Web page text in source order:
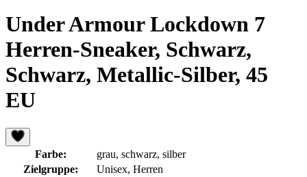
Under Armour Lockdown 7
Herren-Sneaker, Schwarz,
Schwarz, Metallic-Silber, 45
EU
Farbe:
grau, schwarz, silber
Zielgruppe:
Unisex, Herren